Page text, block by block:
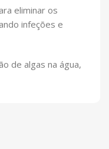
eliminar os
infeções e
de algas na água,